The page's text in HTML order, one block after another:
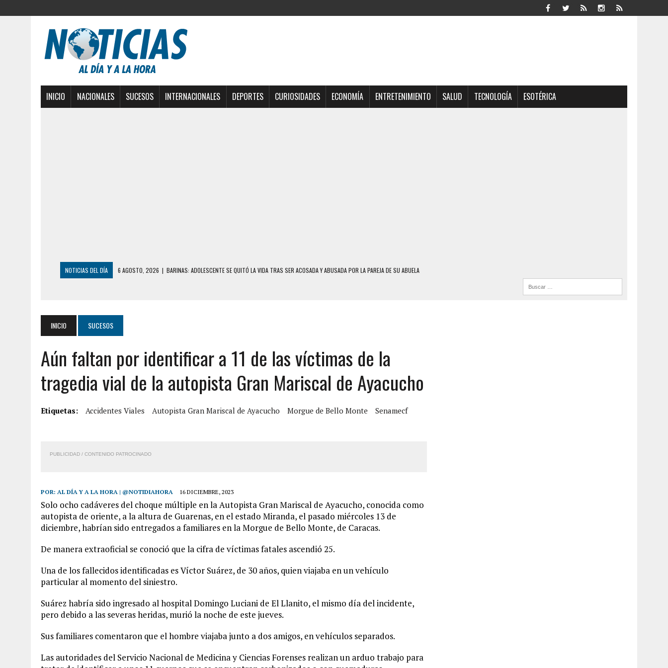
INICIO NACIONALES SUCESOS INTERNACIONALES DEPORTES CURIOSIDADES ECONOMÍA ENTRETENIMIENTO SALUD TECNOLOGÍA ESOTÉRICA
NOTICIAS DEL DÍA 6 AGOSTO, 2026 | BARINAS: ADOLESCENTE SE QUITÓ LA VIDA TRAS SER ACOSADA Y ABUSADA POR LA PAREJA DE SU ABUELA
3 AGOSTO, 2026 | LA INCREÍBLE FORMA EN LA QUE SOBREVIVIÓ UN HOMBRE Y SU FAMILIA TRAS LOS TERREMOTOS: CAYERON DESDE EL PISO NUEVE DEL
EDIFICIO PETUNIA
3 AGOSTO, 2026 |
YARACUY: INTENTÓ DESCONECTAR SU NEVERA MIENTRAS LA CASA SE INUNDABA
2 AGOSTO, 2026
AYUDABA A PERSONAS EN SITUACIÓN DE CALLE Y MURIÓ A MANOS DE VARIOS DE ELLOS EN MATURÍN
LOCALIZARON CUERPO DE ‘LA SEÑORA DE LAS UÑAS BONITAS’ 42 DÍAS DESPUÉS DE LOS TERREMOTOS EN LA GUAIRA
INICIO SUCESOS
Aún faltan por identificar a 11 de las víctimas de la
tragedia vial de la autopista Gran Mariscal de Ayacucho
Etiquetas: Accidentes Viales Autopista Gran Mariscal de Ayacucho Morgue de Bello Monte Senamecf
PUBLICIDAD / CONTENIDO PATROCINADO
POR: AL DÍA Y A LA HORA | @NOTIDIAHORA 16 DICIEMBRE, 2023
Solo ocho cadáveres del choque múltiple en la Autopista Gran Mariscal de Ayacucho, conocida como
autopista de oriente, a la altura de Guarenas, en el estado Miranda, el pasado miércoles 13 de
diciembre, habrían sido entregados a familiares en la Morgue de Bello Monte, de Caracas.
De manera extraoficial se conoció que la cifra de víctimas fatales ascendió 25.
Una de los fallecidos identificadas es Víctor Suárez, de 30 años, quien viajaba en un vehículo
particular al momento del siniestro.
Suárez habría sido ingresado al hospital Domingo Luciani de El Llanito, el mismo día del incidente,
pero debido a las severas heridas, murió la noche de este jueves.
Sus familiares comentaron que el hombre viajaba junto a dos amigos, en vehículos separados.
Las autoridades del Servicio Nacional de Medicina y Ciencias Forenses realizan un arduo trabajo para